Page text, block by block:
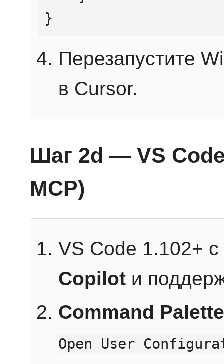
}
Перезапустите
в Cursor.
Шаг 2d — VS
MCP)
VS Code 1.102+
Copilot и
Command Palette
Open User